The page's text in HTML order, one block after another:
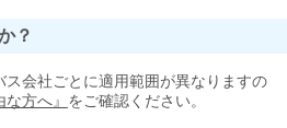
？
会社ごとに適用範囲が異なりますの
方へ』 をご確認ください。